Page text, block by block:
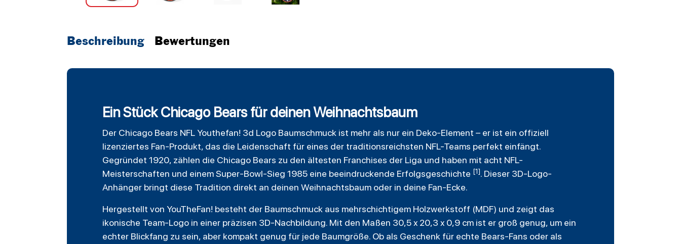
Beschreibung Bewertungen
Ein Stück Chicago Bears für deinen Weihnachtsbaum
Der Chicago Bears NFL Youthefan! 3d Logo Baumschmuck ist mehr als nur ein Deko-Element – er ist ein offiziell
lizenziertes Fan-Produkt, das die Leidenschaft für eines der traditionsreichsten NFL-Teams perfekt einfängt.
Gegründet 1920, zählen die Chicago Bears zu den ältesten Franchises der Liga und haben mit acht NFL-
Meisterschaften und einem Super-Bowl-Sieg 1985 eine beeindruckende Erfolgsgeschichte [1]. Dieser 3D-Logo-
Anhänger bringt diese Tradition direkt an deinen Weihnachtsbaum oder in deine Fan-Ecke.
Hergestellt von YouTheFan! besteht der Baumschmuck aus mehrschichtigem Holzwerkstoff (MDF) und zeigt das
ikonische Team-Logo in einer präzisen 3D-Nachbildung. Mit den Maßen 30,5 x 20,3 x 0,9 cm ist er groß genug, um ein
echter Blickfang zu sein, aber kompakt genug für jede Baumgröße. Ob als Geschenk für echte Bears-Fans oder als